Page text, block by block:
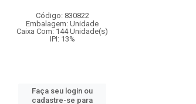
Código: 830822
Embalagem: Unidade
Caixa Com: 144 Unidade(s)
IPI: 13%
Faça seu login ou
cadastre-se para